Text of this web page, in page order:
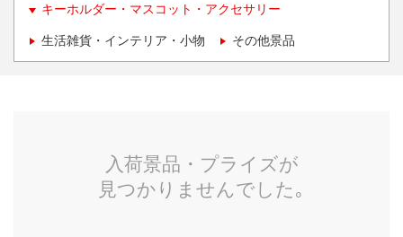
キーホルダー・マスコット・アクセサリー
生活雑貨・インテリア・小物 その他景品